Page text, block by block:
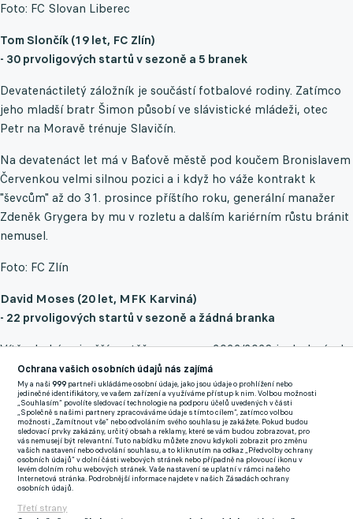
Foto: FC Slovan Liberec
Tom Slončík (19 let, FC Zlín)
- 30 prvoligových startů v sezoně a 5 branek
Devatenáctiletý záložník je součástí fotbalové rodiny. Zatímco
jeho mladší bratr Šimon působí ve slávistické mládeži, otec
Petr na Moravě trénuje Slavičín.
Na devatenáct let má v Baťově městě pod koučem Bronislavem
Červenkou velmi silnou pozici a i když ho váže kontrakt k
"ševcům" až do 31. prosince příštího roku, generální manažer
Zdeněk Grygera by mu v rozletu a dalším kariérním růstu bránit
nemusel.
Foto: FC Zlín
David Moses (20 let, MFK Karviná)
- 22 prvoligových startů v sezoně a žádná branka
Vítěz druhé nejvyšší soutěže ze sezony 2022/2023 je drobný, ale
hbitý Nigerijec s dvojkou na zádech, jehož perspektiva není
malá. V Karviné už se nachází více než dva roky a prochází
postupným vývojem.
Nejprve dostal šanci v rezervě a v prvním týmu MFK je přesně
rok, s tím, že mnohem lepší měl druhou polovinu ročníku a jen v
roce 2024 se ho týkala základní sestava dvanáctkrát. Ať už
dopadne boj o záchranu jakkoliv, současná adresa by jeho
konečnou stanicí určitě být nemusela.
Ochrana vašich osobních údajů nás zajímá
My a naši999 partneři ukládáme osobní údaje, jako jsou údaje o prohlížení nebo
jedinečné identifikátory, ve vašem zařízení a využíváme přístup k nim. Volbou možnosti
„Souhlasím“ povolíte sledovací technologie na podporu účelů uvedených v části
„Společně s našimi partnery zpracováváme údaje s tímto cílem“, zatímco volbou
možnosti „Zamítnout vše“ nebo odvoláním svého souhlasu je zakážete. Pokud budou
sledovací prvky zakázány, určitý obsah a reklamy, které se vám budou zobrazovat, pro
vás nemusejí být relevantní. Tuto nabídku můžete znovu kdykoli zobrazit pro změnu
vašich nastavení nebo odvolání souhlasu, a to kliknutím na odkaz „Předvolby ochrany
osobních údajů“ v dolní části webových stránek nebo případně na plovoucí ikonu v
levém dolním rohu webových stránek. Vaše nastavení se uplatní v rámci našeho
Internetová stránka. Podrobnější informace najdete v našich Zásadách ochrany
osobních údajů.
Třetí strany